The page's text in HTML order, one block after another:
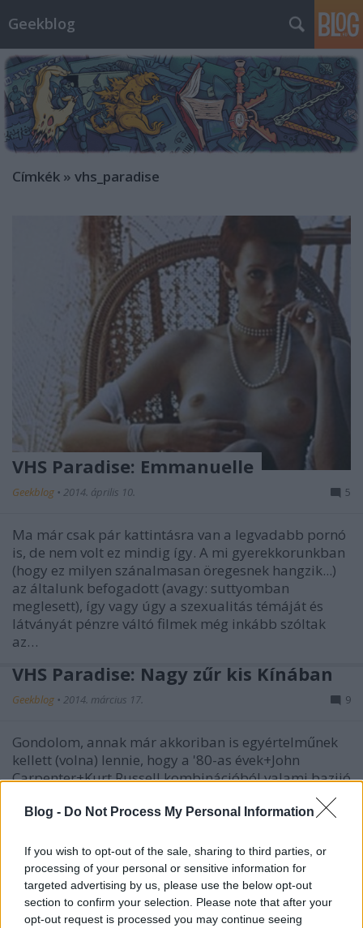
Blog - Do Not Process My Personal Information
If you wish to opt-out of the sale, sharing to third parties, or
processing of your personal or sensitive information for
targeted advertising by us, please use the below opt-out
section to confirm your selection. Please note that after your
opt-out request is processed you may continue seeing
Geekblog
Címkék » vhs_paradise
VHS Paradise: Emmanuelle
Geekblog • 2014. április 10. 5
Ma már csak pár kattintásra van a legvadabb pornó
is, de nem volt ez mindig így. A mi gyerekkorunkban
(hogy ez milyen szánalmasan öregesnek hangzik...)
az általunk befogadott (avagy: suttyomban
meglesett), így vagy úgy a szexualitás témáját és
látványát pénzre váltó filmek még inkább szóltak
az…
VHS Paradise: Nagy zűr kis Kínában
Geekblog • 2014. március 17. 9
Gondolom, annak már akkoriban is egyértelműnek
kellett (volna) lennie, hogy a '80-as évek+John
Carpenter+Kurt Russell kombinációból valami bazijó
sül majd ki, mégis voltak sokan, akik A dolog és a
Menekülés New Yorkból ellenére sem szavaztak
VHS paradise: Amerikai nindzsa
Geekblog• 2014. január 08.